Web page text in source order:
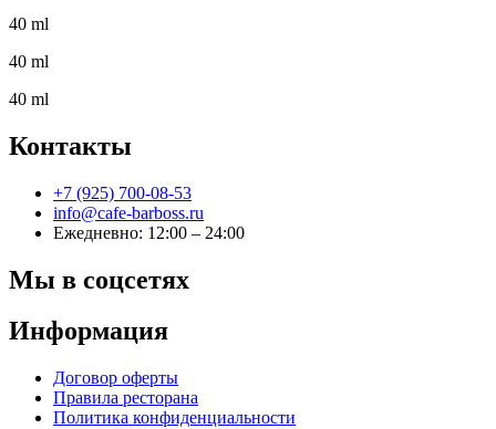
40 ml
40 ml
40 ml
Контакты
+7 (925) 700-08-53
info@cafe-barboss.ru
Ежедневно: 12:00 – 24:00
Мы в соцсетях
Информация
Договор оферты
Правила ресторана
Политика конфиденциальности